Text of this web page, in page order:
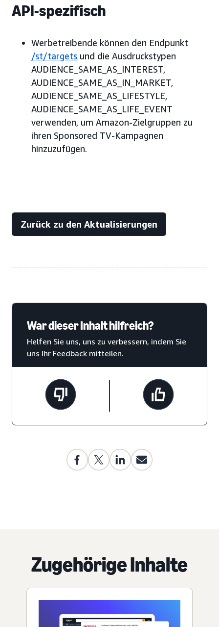
API-spezifisch
Werbetreibende können den Endpunkt
/st/targets und die Ausdruckstypen
AUDIENCE_SAME_AS_INTEREST,
AUDIENCE_SAME_AS_IN_MARKET,
AUDIENCE_SAME_AS_LIFESTYLE,
AUDIENCE_SAME_AS_LIFE_EVENT
verwenden, um Amazon-Zielgruppen zu
ihren Sponsored TV-Kampagnen
hinzuzufügen.
Zurück zu den Aktualisierungen
War dieser Inhalt hilfreich?
Helfen Sie uns, uns zu verbessern, indem Sie
uns Ihr Feedback mitteilen.
Zugehörige Inhalte